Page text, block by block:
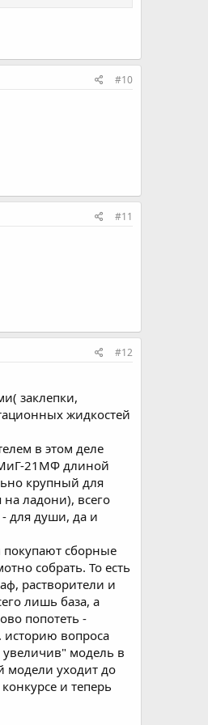
#10
#11
#12
заклепки,
жидкостей
в этом деле
МиГ-21МФ длиной
крупный для
ладони), всего
для души, да и
покупают сборные
собрать. То есть
растворители и
лишь база, а
попотеть -
историю вопроса
увеличив" модель в
модели уходит до
и теперь